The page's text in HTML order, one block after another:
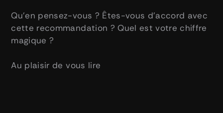
Qu’en pensez-vous ? Êtes-vous d’accord avec
cette recommandation ? Quel est votre chiffre
magique ?
Au plaisir de vous lire